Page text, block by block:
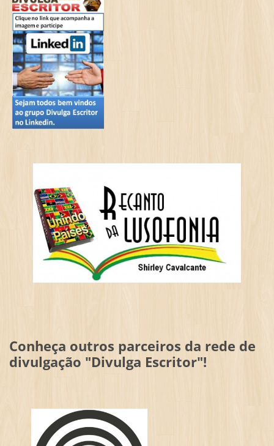
Conheça outros parceiros da rede de
divulgação "Divulga Escritor"!